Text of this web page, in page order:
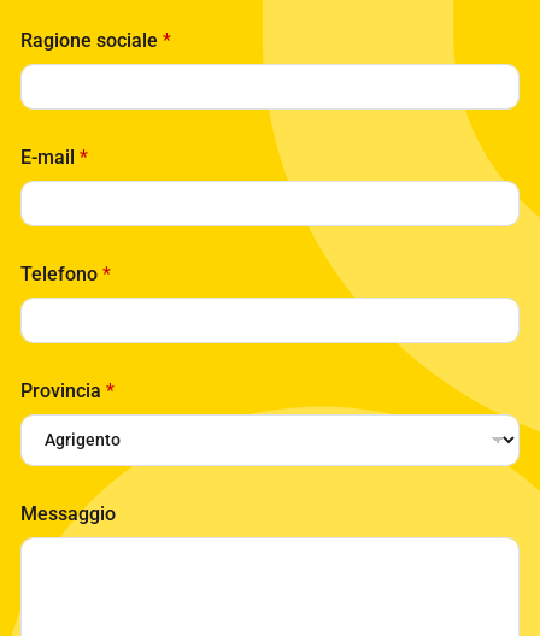
Ragione sociale *
E-mail *
Telefono *
Provincia *
Messaggio